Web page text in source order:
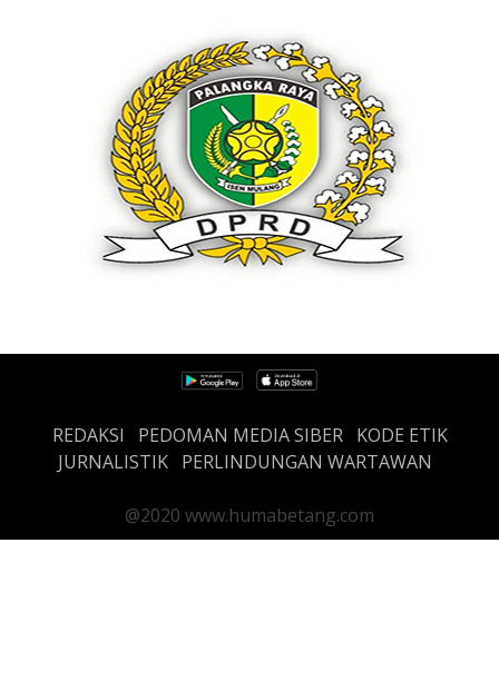
REDAKSI PEDOMAN MEDIA SIBER
KODE ETIK
JURNALISTIK PERLINDUNGAN WARTAWAN
@2020 www.humabetang.com